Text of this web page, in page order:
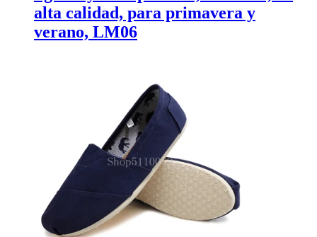
alta calidad, para primavera y
verano, LM06